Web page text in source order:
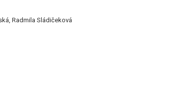
Radmila Sládičeková